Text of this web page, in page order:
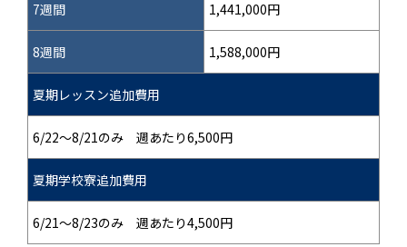
7週間 1,441,000円
8週間 1,588,000円
夏期レッスン追加費用
6/22～8/21のみ 週あたり6,500円
夏期学校寮追加費用
6/21～8/23のみ 週あたり4,500円